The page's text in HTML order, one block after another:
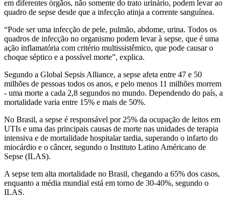
em diferentes órgãos, não somente do trato urinário, podem levar ao
quadro de sepse desde que a infecção atinja a corrente sanguínea.
“Pode ser uma infecção de pele, pulmão, abdome, urina. Todos os
quadros de infecção no organismo podem levar à sepse, que é uma
ação inflamatória com critério multissistêmico, que pode causar o
choque séptico e a possível morte”, explica.
Segundo a Global Sepsis Alliance, a sepse afeta entre 47 e 50
milhões de pessoas todos os anos, e pelo menos 11 milhões morrem
- uma morte a cada 2,8 segundos no mundo. Dependendo do país, a
mortalidade varia entre 15% e mais de 50%.
No Brasil, a sepse é responsável por 25% da ocupação de leitos em
UTIs e uma das principais causas de morte nas unidades de terapia
intensiva e de mortalidade hospitalar tardia, superando o infarto do
miocárdio e o câncer, segundo o Instituto Latino Américano de
Sepse (ILAS).
A sepse tem alta mortalidade no Brasil, chegando a 65% dos casos,
enquanto a média mundial está em torno de 30-40%, segundo o
ILAS.